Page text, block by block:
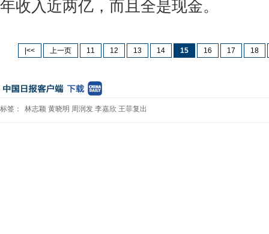
年收入近两亿，而且全是现金。
|<< 上一页 11 12 13 14 15 16 17 18
标签： 林志颖 黄晓明 周润发 李嘉欣 王菲复出